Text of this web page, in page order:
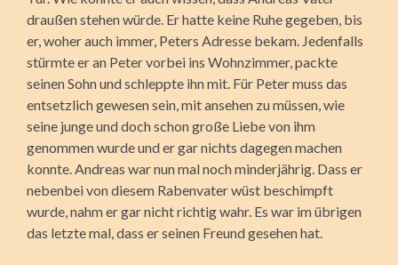
draußen stehen würde. Er hatte keine Ruhe gegeben, bis
er, woher auch immer, Peters Adresse bekam. Jedenfalls
stürmte er an Peter vorbei ins Wohnzimmer, packte
seinen Sohn und schleppte ihn mit. Für Peter muss das
entsetzlich gewesen sein, mit ansehen zu müssen, wie
seine junge und doch schon große Liebe von ihm
genommen wurde und er gar nichts dagegen machen
konnte. Andreas war nun mal noch minderjährig. Dass er
nebenbei von diesem Rabenvater wüst beschimpft
wurde, nahm er gar nicht richtig wahr. Es war im übrigen
das letzte mal, dass er seinen Freund gesehen hat.